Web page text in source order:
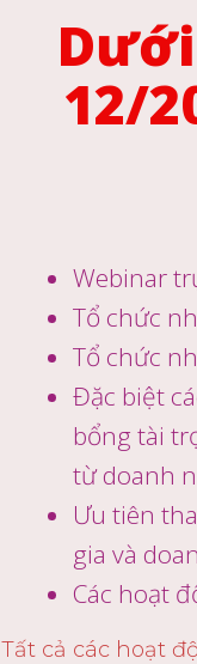
12/
Webinar
Tổ chức
Tổ chức
Đặc biệt
bổng tài
từ doanh
Ưu tiên
gia và
Các hoạt
Tất cả các hoạt